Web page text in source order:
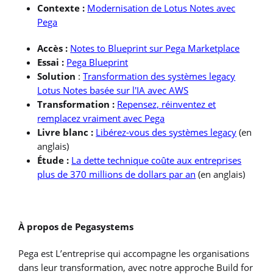
Contexte : Modernisation de Lotus Notes avec
Pega
Accès : Notes to Blueprint sur Pega Marketplace
Essai : Pega Blueprint
Solution :Transformation des systèmes legacy
Lotus Notes basée sur l'IA avec AWS
Transformation : Repensez, réinventez et
remplacez vraiment avec Pega
Livre blanc : Libérez-vous des systèmes legacy (en
anglais)
Étude : La dette technique coûte aux entreprises
plus de 370 millions de dollars par an (en anglais)
À propos de Pegasystems
Pega est L’entreprise qui accompagne les organisations
dans leur transformation, avec notre approche Build for